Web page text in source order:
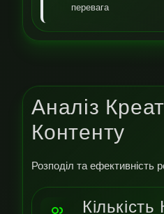
перевага
Аналіз
Контенту
Розподіл та ефективність